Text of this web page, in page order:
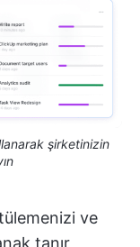
şirketinizin
ve
tanır,